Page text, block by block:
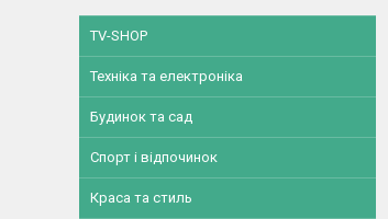
TV-SHOP
Техніка та електроніка
Будинок та сад
Спорт і відпочинок
Краса та стиль